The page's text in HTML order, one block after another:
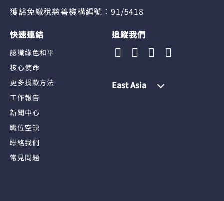
獲豁免繳稅慈善機構編號︰91/5418
快速連結
認識綠色和平
核心使命
更多捐款方法
工作報告
新聞中心
職位空缺
聯絡我們
常見問題
追蹤我們
East Asia